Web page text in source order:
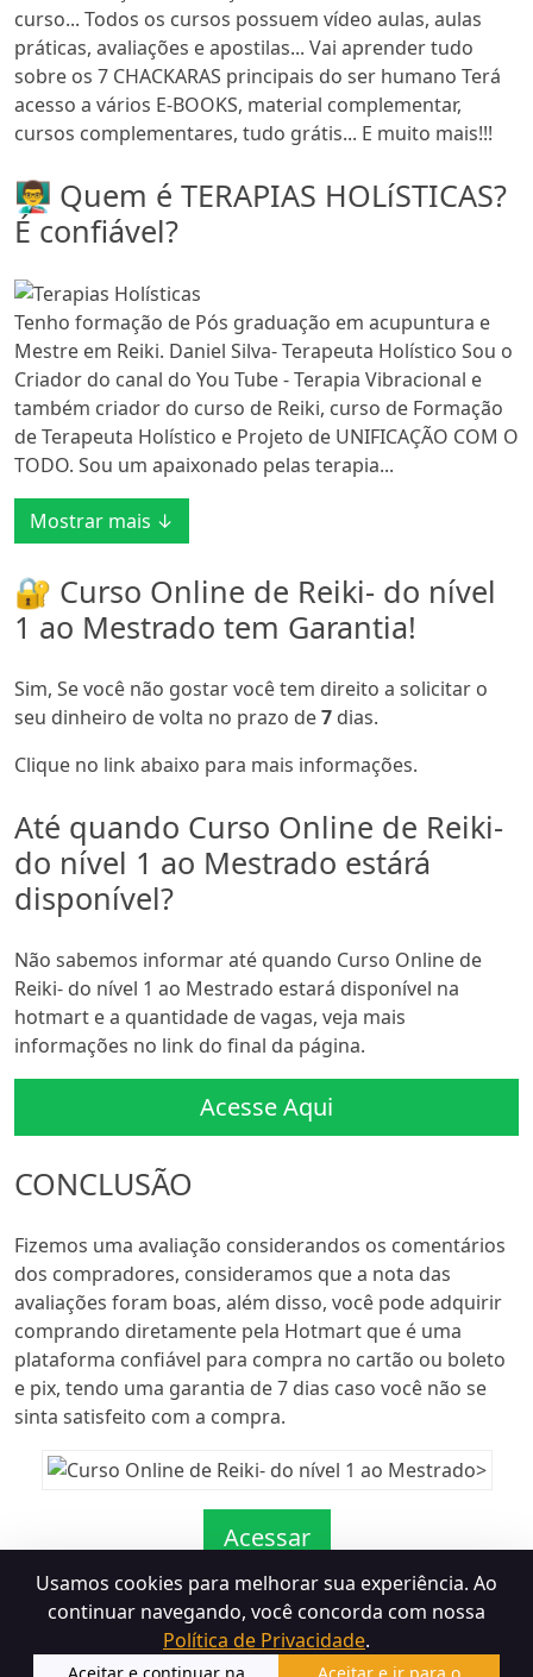
curso... Todos os cursos possuem vídeo aulas, aulas
práticas, avaliações e apostilas... Vai aprender tudo
sobre os 7 CHACKARAS principais do ser humano Terá
acesso a vários E-BOOKS, material complementar,
cursos complementares, tudo grátis... E muito mais!!!
👨‍🏫 Quem é TERAPIAS HOLíSTICAS?
É confiável?
Tenho formação de Pós graduação em acupuntura e
Mestre em Reiki. Daniel Silva- Terapeuta Holístico Sou o
Criador do canal do You Tube - Terapia Vibracional e
também criador do curso de Reiki, curso de Formação
de Terapeuta Holístico e Projeto de UNIFICAÇÃO COM O
TODO. Sou um apaixonado pelas terapia...
Mostrar mais ↓
🔐 Curso Online de Reiki- do nível
1 ao Mestrado tem Garantia!
Sim, Se você não gostar você tem direito a solicitar o
seu dinheiro de volta no prazo de7 dias.
Clique no link abaixo para mais informações.
Até quando Curso Online de Reiki-
do nível 1 ao Mestrado estárá
disponível?
Não sabemos informar até quando Curso Online de
Reiki- do nível 1 ao Mestrado estará disponível na
hotmart e a quantidade de vagas, veja mais
informações no link do final da página.
Acesse Aqui
CONCLUSÃO
Fizemos uma avaliação considerandos os comentários
dos compradores, consideramos que a nota das
avaliações foram boas, além disso, você pode adquirir
comprando diretamente pela Hotmart que é uma
plataforma confiável para compra no cartão ou boleto
e pix, tendo uma garantia de 7 dias caso você não se
sinta satisfeito com a compra.
Usamos cookies para melhorar sua experiência. Ao
continuar navegando, você concorda com nossa
Política de Privacidade.
Acessar
Termos de Uso Política de Devolução
Privacidade